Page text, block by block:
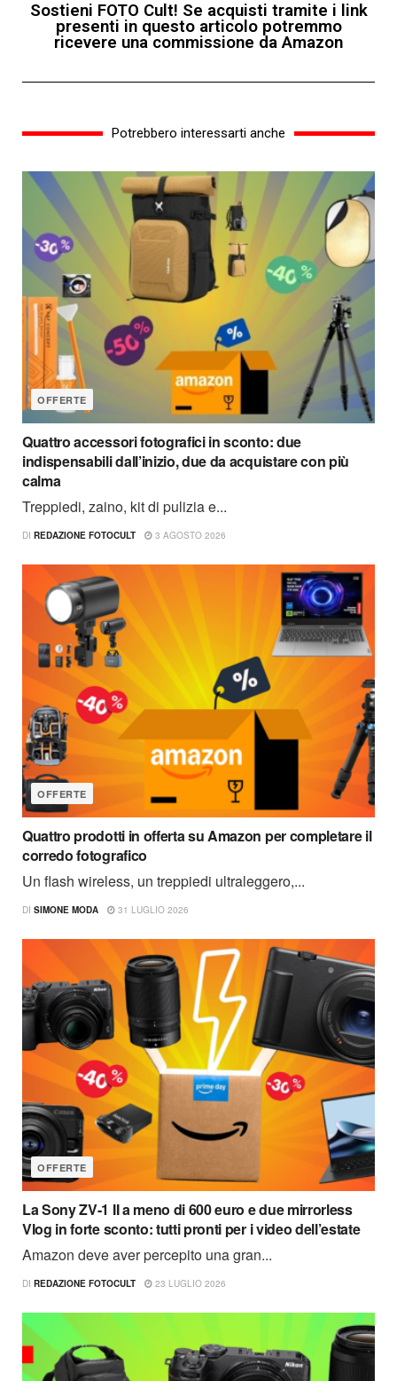
Sostieni FOTO Cult! Se acquisti tramite i link
presenti in questo articolo potremmo
ricevere una commissione da Amazon
Potrebbero interessarti anche
OFFERTE
Quattro accessori fotografici in sconto: due
indispensabili dall’inizio, due da acquistare con più
calma
Treppiedi, zaino, kit di pulizia e...
DI REDAZIONE FOTOCULT 3 AGOSTO 2026
OFFERTE
Quattro prodotti in offerta su Amazon per completare il
corredo fotografico
Un flash wireless, un treppiedi ultraleggero,...
DI SIMONE MODA 31 LUGLIO 2026
OFFERTE
La Sony ZV-1 II a meno di 600 euro e due mirrorless
Vlog in forte sconto: tutti pronti per i video dell’estate
Amazon deve aver percepito una gran...
DI REDAZIONE FOTOCULT 23 LUGLIO 2026